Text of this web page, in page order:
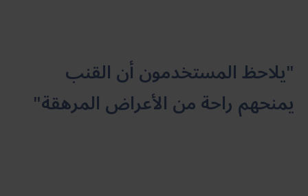
"يلاحظ المستخدمون أن القنب
يمنحهم راحة من الأعراض المرهقة"